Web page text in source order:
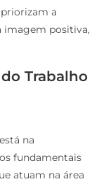
a
imagem positiva,
Trabalho
na
fundamentais
atuam na área